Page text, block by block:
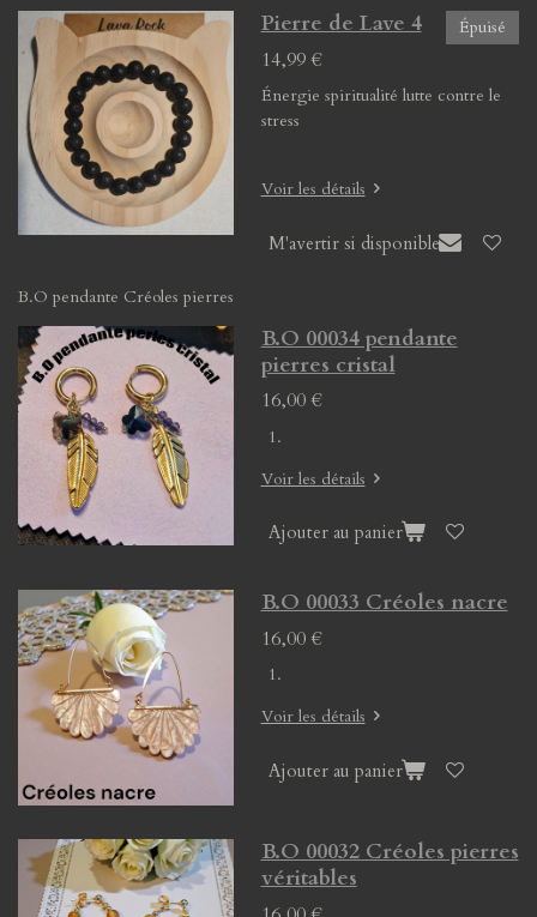
Épuisé
Pierre de Lave 4
14,99 €
Énergie spiritualité lutte contre le
stress
Voir les détails
M'avertir si disponible
B.O pendante Créoles pierres
B.O 00034 pendante
pierres cristal
16,00 €
Voir les détails
Ajouter au panier
B.O 00033 Créoles nacre
16,00 €
Voir les détails
Ajouter au panier
B.O 00032 Créoles pierres
véritables